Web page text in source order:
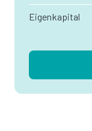
Eigenkapital